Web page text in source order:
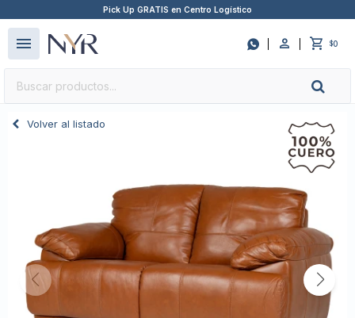
Pick Up GRATIS en Centro Logístico
 $0
menu
Volver al listado
close